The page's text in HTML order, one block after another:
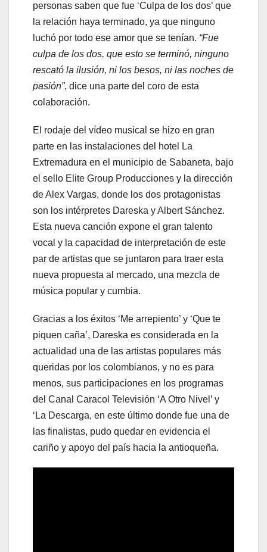
personas saben que fue ‘Culpa de los dos’ que
la relación haya terminado, ya que ninguno
luchó por todo ese amor que se tenían. “Fue
culpa de los dos, que esto se terminó, ninguno
rescató la ilusión, ni los besos, ni las noches de
pasión”, dice una parte del coro de esta
colaboración.
El rodaje del vídeo musical se hizo en gran
parte en las instalaciones del hotel La
Extremadura en el municipio de Sabaneta, bajo
el sello Elite Group Producciones y la dirección
de Alex Vargas, donde los dos protagonistas
son los intérpretes Dareska y Albert Sánchez.
Esta nueva canción expone el gran talento
vocal y la capacidad de interpretación de este
par de artistas que se juntaron para traer esta
nueva propuesta al mercado, una mezcla de
música popular y cumbia.
Gracias a los éxitos ‘Me arrepiento’ y ‘Que te
piquen caña’, Dareska es considerada en la
actualidad una de las artistas populares más
queridas por los colombianos, y no es para
menos, sus participaciones en los programas
del Canal Caracol Televisión ‘A Otro Nivel’ y
‘La Descarga, en este último donde fue una de
las finalistas, pudo quedar en evidencia el
cariño y apoyo del país hacia la antioqueña.